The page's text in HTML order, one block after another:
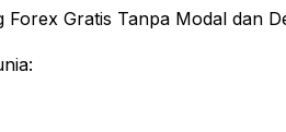
Gratis Tanpa Modal dan